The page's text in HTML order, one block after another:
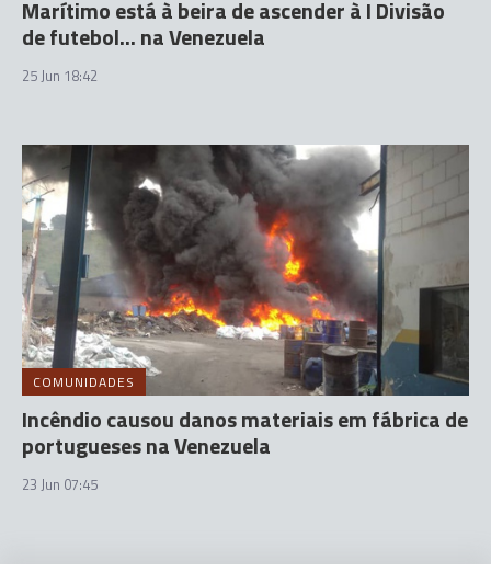
Marítimo está à beira de ascender à I Divisão
de futebol... na Venezuela
25 Jun 18:42
COMUNIDADES
Incêndio causou danos materiais em fábrica de
portugueses na Venezuela
23 Jun 07:45